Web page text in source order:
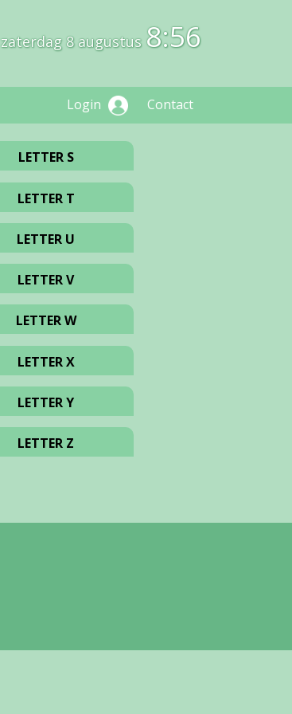
zaterdag 8 augustus 8:56
Login Contact
LETTER S
LETTER T
LETTER U
LETTER V
LETTER W
LETTER X
LETTER Y
LETTER Z